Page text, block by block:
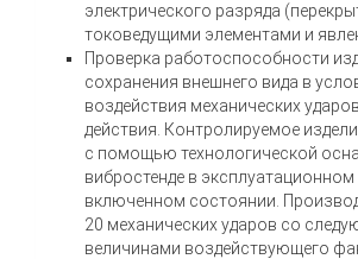
электрического разряда
токоведущими элементами и
Проверка работоспособности
сохранения внешнего вида в
воздействия механических
действия. Контролируемое
с помощью технологической
вибростенде в
включенном состоянии.
20 механических ударов со
величинами воздействующего